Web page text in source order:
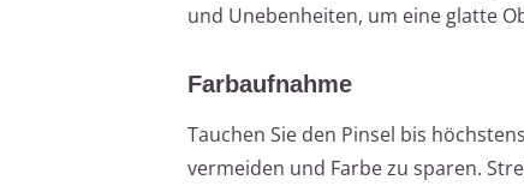
und Unebenheiten, um eine glatte
Farbaufnahme
Tauchen Sie den Pinsel bis
vermeiden und Farbe zu sparen.